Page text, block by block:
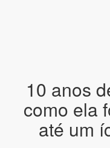
10 anos
como ela
até um